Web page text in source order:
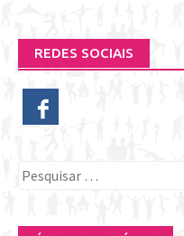
REDES SOCIAIS
Pesquisar